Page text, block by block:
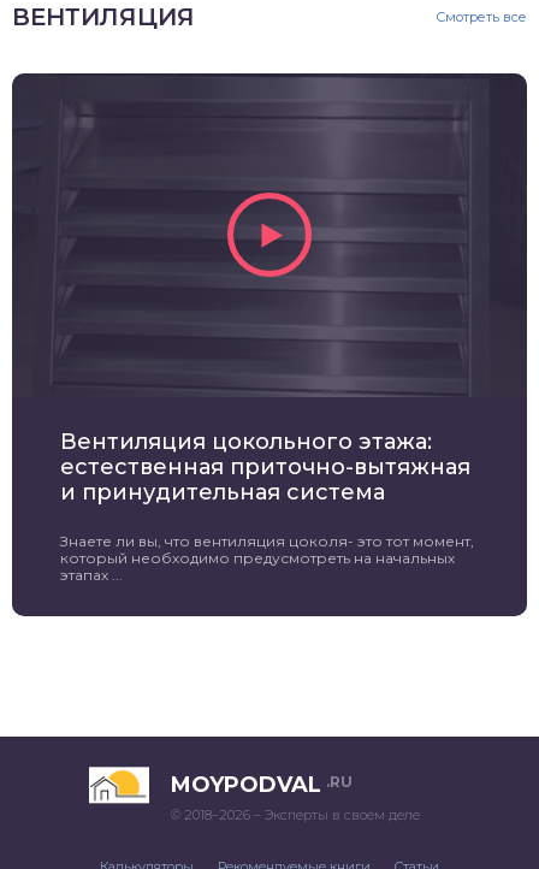
ВЕНТИЛЯЦИЯ Смотреть все
Вентиляция цокольного этажа:
естественная приточно-вытяжная
и принудительная система
Знаете ли вы, что вентиляция цоколя- это тот момент,
который необходимо предусмотреть на начальных
этапах ...
MOYPODVAL .RU
© 2018–2026 – Эксперты в своем деле